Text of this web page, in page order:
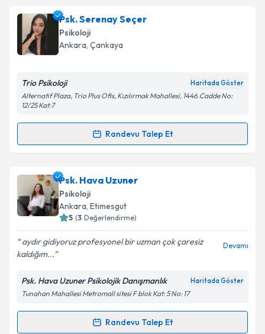
almanız için bir takvim hazırlandığında e-posta ile
bilgilendireceğiz.
E-posta Adresiniz
Metni'ni okudum ve kişisel verilerimin belirtilen
kapsamda işlenmesini kabul ediyorum.
Psk. Serenay Seçer
Psikoloji
Ankara, Çankaya
Trio Psikoloji Haritada Göster
Alternatif Plaza, Trio Plus Ofis, Kızılırmak Mahallesi, 1446.Cadde No:
12/25 Kat:7
Randevu Talep Et
Randevu Takvimi Talebi
Psk. Serenay Seçeriçin randevu takvimi talebi
oluşturun. Size bu uzmandan randevu almanız için bir
takvim hazırlandığında e-posta ile bilgilendireceğiz.
Kişisel verilerimin işlenmesine ilişkin
Aydınlatma
Metni'ni okudum ve kişisel verilerimin belirtilen
kapsamda işlenmesini kabul ediyorum.
Psk. Hava Uzuner
Psikoloji
Ankara, Etimesgut
5 (3 Değerlendirme)
aydır gidiyoruz profesyonel bir uzman çok çaresiz
kaldığım...
Devamı
Psk. Hava Uzuner Psikolojik Danışmanlık Haritada Göster
Tunahan Mahallesi Metromall sitesi F blok Kat: 5 No: 17
Randevu Talep Et
Randevu Takvimi Talebi